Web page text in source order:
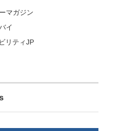
マガジン
イ
リティJP